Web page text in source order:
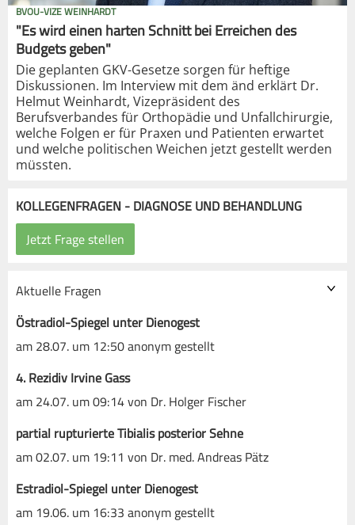
BVOU-VIZE WEINHARDT
"Es wird einen harten Schnitt bei Erreichen des
Budgets geben"
Die geplanten GKV-Gesetze sorgen für heftige
Diskussionen. Im Interview mit dem änd erklärt Dr.
Helmut Weinhardt, Vizepräsident des
Berufsverbandes für Orthopädie und Unfallchirurgie,
welche Folgen er für Praxen und Patienten erwartet
und welche politischen Weichen jetzt gestellt werden
müssten.
KOLLEGENFRAGEN - DIAGNOSE UND BEHANDLUNG
Aktuelle Fragen
Östradiol-Spiegel unter Dienogest
am 28.07. um 12:50 anonym gestellt
4. Rezidiv Irvine Gass
am 24.07. um 09:14 von Dr. Holger Fischer
partial rupturierte Tibialis posterior Sehne
am 02.07. um 19:11 von Dr. med. Andreas Pätz
Estradiol-Spiegel unter Dienogest
am 19.06. um 16:33 anonym gestellt